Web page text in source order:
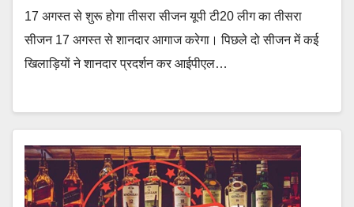
17 अगस्त से शुरू होगा तीसरा सीजन यूपी टी20 लीग का तीसरा
सीजन 17 अगस्त से शानदार आगाज करेगा। पिछले दो सीजन में कई
खिलाड़ियों ने शानदार प्रदर्शन कर आईपीएल…